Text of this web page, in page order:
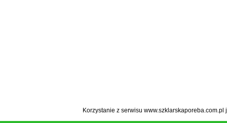
Korzystanie z serwisu